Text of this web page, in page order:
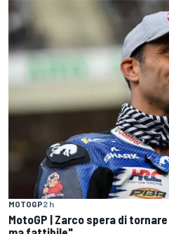
MOTOGP2 h
MotoGP | Zarco spera di